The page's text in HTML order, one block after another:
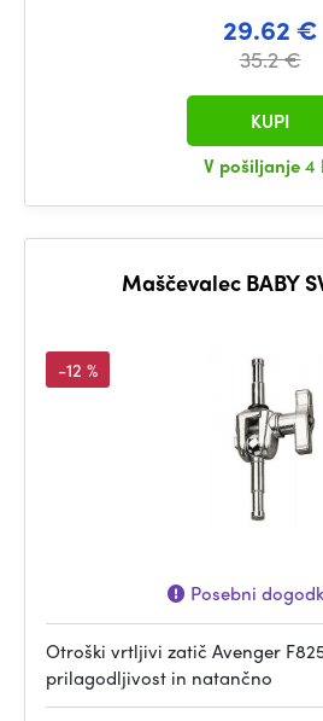
29.62 €
35.2 €
V pošiljanje4
KUPI
Maščevalec BABY
-12 %
Posebni
Otroški vrtljivi zatič Avenger
prilagodljivost in natančno